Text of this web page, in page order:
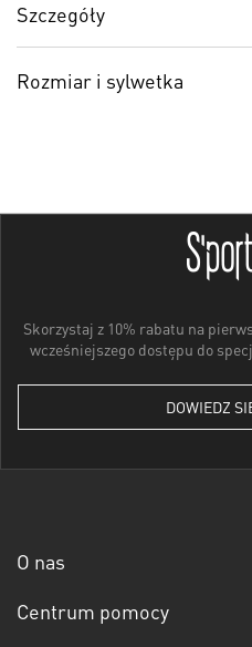
Szczegóły
Rozmiar i sylwetka
Skorzystaj z 10% rabatu na
wcześniejszego dostępu do
DOWIEDZ
O nas
Centrum pomocy